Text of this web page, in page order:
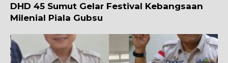
DHD 45 Sumut Gelar Festival Kebangsaan
Milenial Piala Gubsu